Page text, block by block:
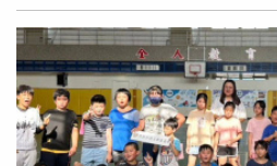
威廉波特奪冠的東園少棒隊互動
的任務」要執行，總之今天他就
料，林智勝3場引退系列賽共吸
證他最後一次的揮棒、奔跑，並
涯。
靈活攻守和無畏拚戰態度見長，
表示希望能向學長雷蒙恩學習更
己。魏芃禾在次輪第四順位由戰
出場均 12 分、1.7助攻、1.5抄截
是臺師大後場主力，具備穩定外
刻多次成為致勝角色。踏入職業